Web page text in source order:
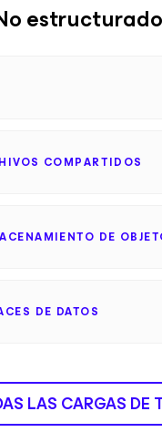
estructurado
COMPARTIDOS
DE
DE DATOS
LAS CARGAS DE